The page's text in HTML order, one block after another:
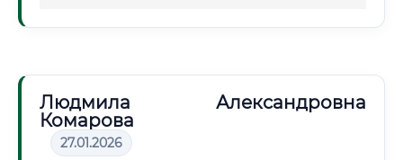
Людмила Александровна
Комарова
27.01.2026